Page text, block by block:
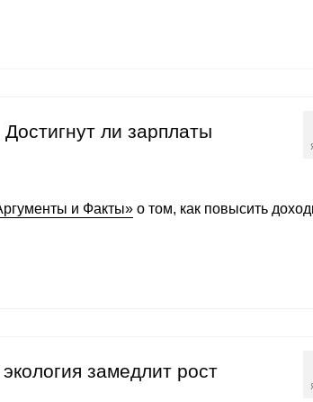
ли зарплаты
и Факты» о том, как повысить
замедлит рост